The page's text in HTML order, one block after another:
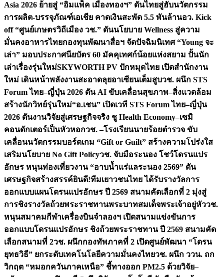
Asia 2026 ย้ายสู่ “อิมแพ็ค เมืองทองฯ” ดันไทยสู่ฮับนวัตกรรม
การผลิต-บรรจุภัณฑ์เอเชีย คาดเงินสะพัด 5.5 พันล้านอว. Kick
off “ศูนย์เกษตรวิถีเมือง วช.” ดันนโยบาย Wellness สู่ความ
มั่นคงอาหารไทยกองทุนพัฒนาสื่อฯ จัดปัจฉิมนิเทศ “Young จะ
เล่า” มอบประกาศนียบัตร 60 มัคคุเทศก์น้อยแห่งสยาม ปั้นนัก
เล่าเรื่องรุ่นใหม่SKYWORTH PV ปักหมุดไทย เปิดสำนักงาน
ใหม่ เดินหน้าพลังงานสะอาดลุยอาเซียนเต็มสูบวช. ผนึก STS
Forum ไทย–ญี่ปุ่น 2026 ดัน AI ขับเคลื่อนสุขภาพ–สิ่งแวดล้อม
สร้างนักวิทย์รุ่นใหม่“อ.เชน” เปิดเวที STS Forum ไทย–ญี่ปุ่น
2026 ดันงานวิจัยสู่เศรษฐกิจจริง ชู Health Economy–เซมิ
คอนดักเตอร์เป็นหัวหอกวช. –โรงเรียนนายร้อยตำรวจ ขับ
เคลื่อนนวัตกรรมบอร์ดเกม “Gift or Guilt” สร้างความโปร่งใส
เสริมนโยบาย No Gift Policyวช. จับมือระนอง โชว์โดรนแปร
อักษร หนุนท่องเที่ยวงาน “อาบน้ำแร่แลระนอง 2569” ดัน
เศรษฐกิจสร้างสรรค์ยินดี!ทีมเยาวชนไทย ได้รับรางวัลการ
ออกแบบแผนโดรนแปรอักษร ปี 2569 สนามคัดเลือกที่ 2 มุ่งสู่
การชิงรางวัลถ้วยพระราชทานพระบาทสมเด็จพระเจ้าอยู่หัววช.
หนุนสมาคมกีฬาเครื่องบินจำลองฯ เปิดสนามแข่งขันการ
ออกแบบโดรนแปรอักษร ชิงถ้วยพระราชทาน ปี 2569 สนามคัด
เลือกสนามที่ 2วช. ผนึกกองทัพภาคที่ 2 เปิดศูนย์พัฒนา “โดรน
ยุทธวิธี” ยกระดับเทคโนโลยีความมั่นคงไทยวช. ผนึก ววน. ถก
วิกฤต “หมอกควันภาคเหนือ” ชี้ทางออก PM2.5 ด้วยวิจัย–